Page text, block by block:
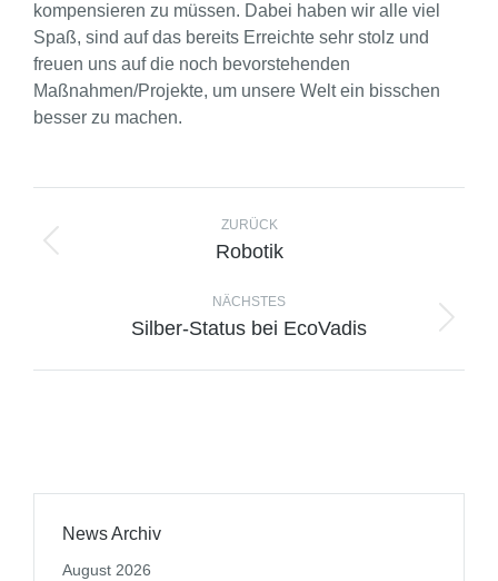
kompensieren zu müssen. Dabei haben wir alle viel
Spaß, sind auf das bereits Erreichte sehr stolz und
freuen uns auf die noch bevorstehenden
Maßnahmen/Projekte, um unsere Welt ein bisschen
besser zu machen.
ZURÜCK
Robotik
NÄCHSTES
Silber-Status bei EcoVadis
News Archiv
August 2026